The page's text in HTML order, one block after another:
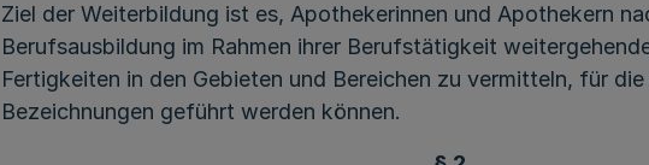
Ziel der Weiterbildung ist es, Apothekerinnen und Apothekern
Berufsausbildung im Rahmen ihrer Berufstätigkeit
Fertigkeiten in den Gebieten und Bereichen zu vermitteln, für
Bezeichnungen geführt werden können.